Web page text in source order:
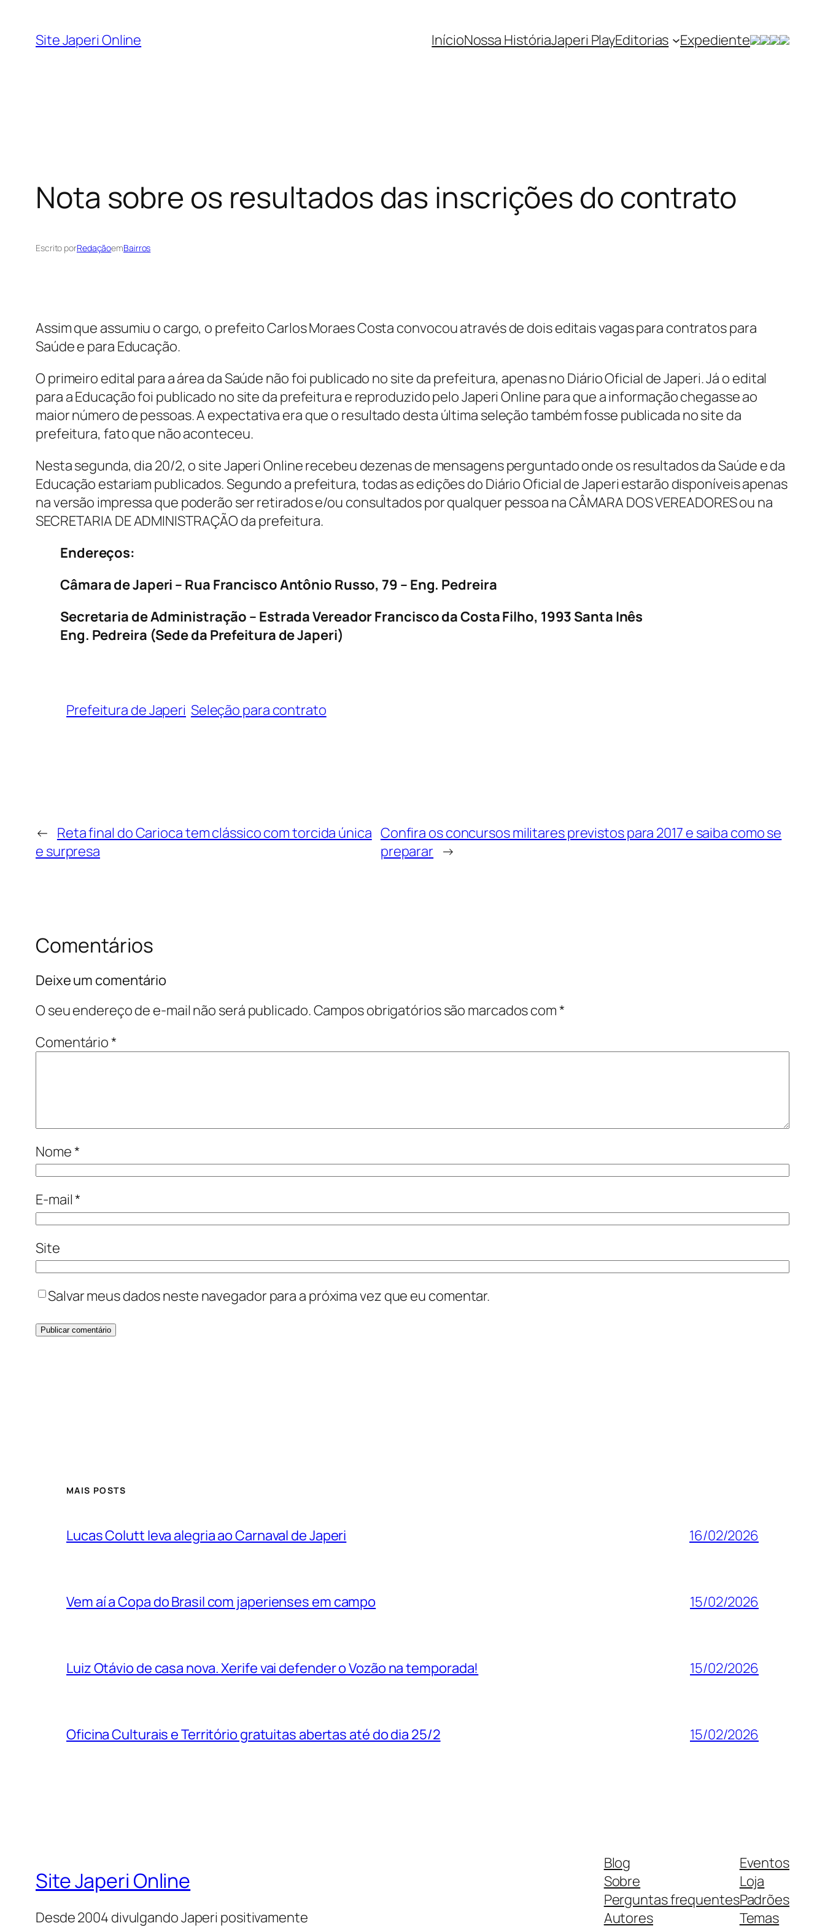
Site Japeri Online InícioNossa HistóriaJaperi PlayEditorias Expediente
Nota sobre os resultados das inscrições do contrato
Escrito porRedaçãoemBairros
Assim que assumiu o cargo, o prefeito Carlos Moraes Costa convocou através de dois editais vagas para contratos para
Saúde e para Educação.
O primeiro edital para a área da Saúde não foi publicado no site da prefeitura, apenas no Diário Oficial de Japeri. Já o edital
para a Educação foi publicado no site da prefeitura e reproduzido pelo Japeri Online para que a informação chegasse ao
maior número de pessoas. A expectativa era que o resultado desta última seleção também fosse publicada no site da
prefeitura, fato que não aconteceu.
Nesta segunda, dia 20/2, o site Japeri Online recebeu dezenas de mensagens perguntado onde os resultados da Saúde e da
Educação estariam publicados. Segundo a prefeitura, todas as edições do Diário Oficial de Japeri estarão disponíveis apenas
na versão impressa que poderão ser retirados e/ou consultados por qualquer pessoa na CÂMARA DOS VEREADORES ou na
SECRETARIA DE ADMINISTRAÇÃO da prefeitura.
Endereços:
Câmara de Japeri – Rua Francisco Antônio Russo, 79 – Eng. Pedreira
Secretaria de Administração – Estrada Vereador Francisco da Costa Filho, 1993 Santa Inês
Eng. Pedreira (Sede da Prefeitura de Japeri)
Prefeitura de Japeri Seleção para contrato
← Reta final do Carioca tem clássico com torcida única
e surpresa
Confira os concursos militares previstos para 2017 e saiba como se
preparar →
Comentários
Deixe um comentário
O seu endereço de e-mail não será publicado.Campos obrigatórios são marcados com*
Comentário*
Nome*
E-mail*
Site
Salvar meus dados neste navegador para a próxima vez que eu comentar.
MAIS POSTS
Lucas Colutt leva alegria ao Carnaval de Japeri 16/02/2026
Vem aí a Copa do Brasil com japerienses em campo 15/02/2026
Luiz Otávio de casa nova. Xerife vai defender o Vozão na temporada! 15/02/2026
Oficina Culturais e Território gratuitas abertas até do dia 25/2 15/02/2026
Site Japeri Online
Desde 2004 divulgando Japeri positivamente
Blog
Sobre
Perguntas frequentes
Autores
Eventos
Loja
Padrões
Temas